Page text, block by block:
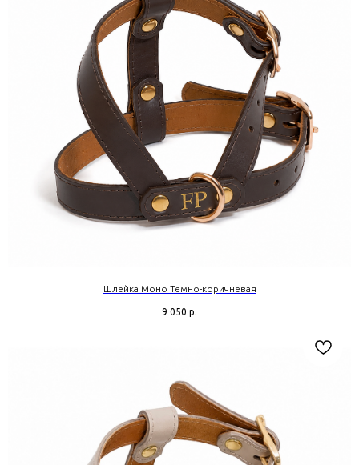
Шлейка Моно Темно-коричневая
9 050 р.